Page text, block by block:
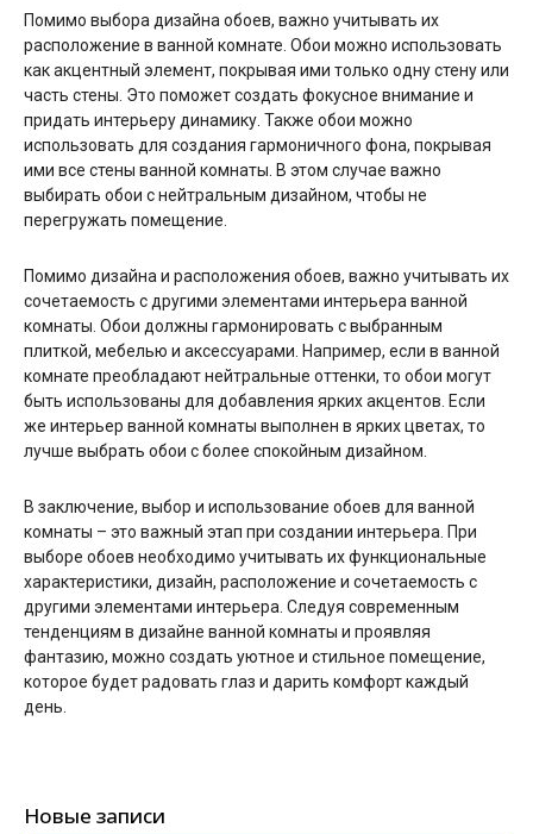
Помимо выбора дизайна обоев, важно учитывать их
расположение в ванной комнате. Обои можно использовать
как акцентный элемент, покрывая ими только одну стену или
часть стены. Это поможет создать фокусное внимание и
придать интерьеру динамику. Также обои можно
использовать для создания гармоничного фона, покрывая
ими все стены ванной комнаты. В этом случае важно
выбирать обои с нейтральным дизайном, чтобы не
перегружать помещение.
Помимо дизайна и расположения обоев, важно учитывать их
сочетаемость с другими элементами интерьера ванной
комнаты. Обои должны гармонировать с выбранным
плиткой, мебелью и аксессуарами. Например, если в ванной
комнате преобладают нейтральные оттенки, то обои могут
быть использованы для добавления ярких акцентов. Если
же интерьер ванной комнаты выполнен в ярких цветах, то
лучше выбрать обои с более спокойным дизайном.
В заключение, выбор и использование обоев для ванной
комнаты – это важный этап при создании интерьера. При
выборе обоев необходимо учитывать их функциональные
характеристики, дизайн, расположение и сочетаемость с
другими элементами интерьера. Следуя современным
тенденциям в дизайне ванной комнаты и проявляя
фантазию, можно создать уютное и стильное помещение,
которое будет радовать глаз и дарить комфорт каждый
день.
Новые записи